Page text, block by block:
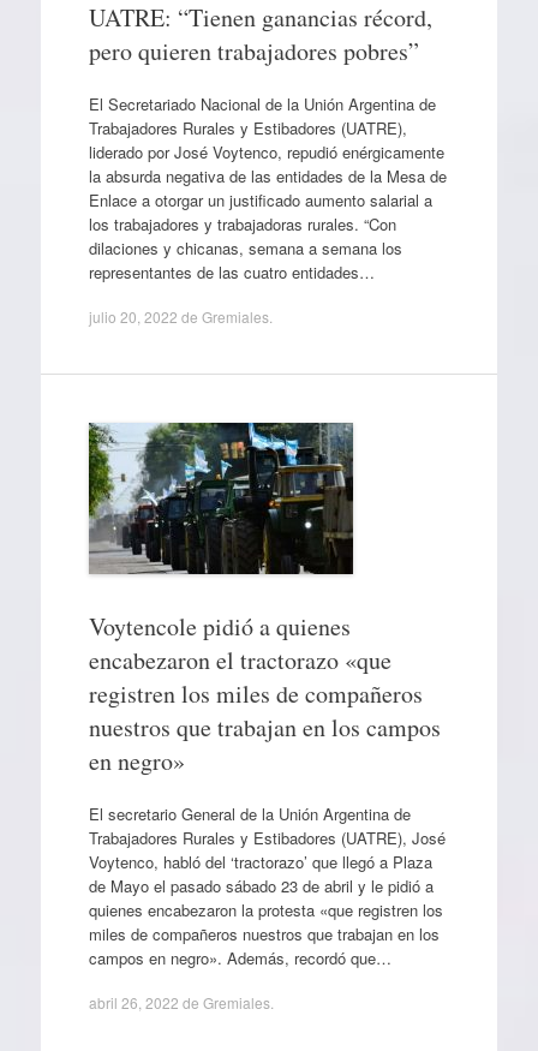
UATRE: “Tienen ganancias récord,
pero quieren trabajadores pobres”
El Secretariado Nacional de la Unión Argentina de
Trabajadores Rurales y Estibadores (UATRE),
liderado por José Voytenco, repudió enérgicamente
la absurda negativa de las entidades de la Mesa de
Enlace a otorgar un justificado aumento salarial a
los trabajadores y trabajadoras rurales. “Con
dilaciones y chicanas, semana a semana los
representantes de las cuatro entidades…
julio 20, 2022 de Gremiales.
Voytencole pidió a quienes
encabezaron el tractorazo «que
registren los miles de compañeros
nuestros que trabajan en los campos
en negro»
El secretario General de la Unión Argentina de
Trabajadores Rurales y Estibadores (UATRE), José
Voytenco, habló del ‘tractorazo’ que llegó a Plaza
de Mayo el pasado sábado 23 de abril y le pidió a
quienes encabezaron la protesta «que registren los
miles de compañeros nuestros que trabajan en los
campos en negro». Además, recordó que…
abril 26, 2022 de Gremiales.